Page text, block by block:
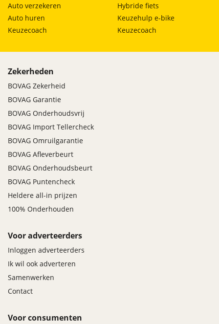
Auto verzekeren
Auto huren
Keuzecoach
Hybride fiets
Keuzehulp e-bike
Keuzecoach
Zekerheden
BOVAG Zekerheid
BOVAG Garantie
BOVAG Onderhoudsvrij
BOVAG Import Tellercheck
BOVAG Omruilgarantie
BOVAG Afleverbeurt
BOVAG Onderhoudsbeurt
BOVAG Puntencheck
Heldere all-in prijzen
100% Onderhouden
Voor adverteerders
Inloggen adverteerders
Ik wil ook adverteren
Samenwerken
Contact
Voor consumenten